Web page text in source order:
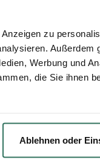
zu
Werbung und
die Sie ihnen
Ablehnen oder